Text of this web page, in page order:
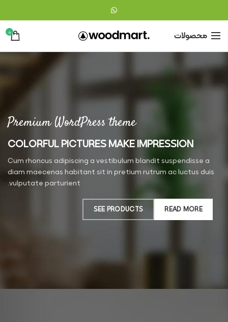
محصولات 0
Premium WordPress theme
COLORFUL PICTURES MAKE IMPRESSION
Cum rhoncus adipiscing a vestibulum blandit suspendisse a
diam maecenas habitant sit in pretium rutrum ac luctus duis
vulputate parturient.
READ MORE
SEE PRODUCTS